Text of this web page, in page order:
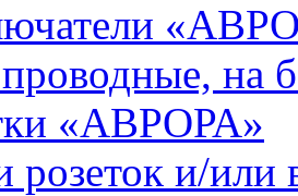
на
«АВРОРА»
розеток и/